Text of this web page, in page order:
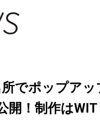
でポップア
！制作はWIT